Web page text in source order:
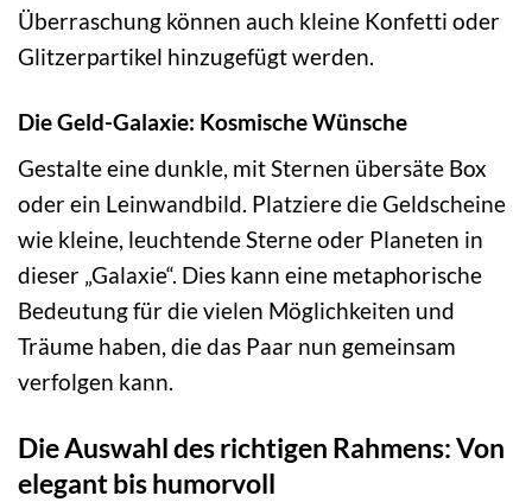
Überraschung können auch kleine Konfetti oder
Glitzerpartikel hinzugefügt werden.
Die Geld-Galaxie: Kosmische Wünsche
Gestalte eine dunkle, mit Sternen übersäte Box
oder ein Leinwandbild. Platziere die Geldscheine
wie kleine, leuchtende Sterne oder Planeten in
dieser „Galaxie“. Dies kann eine metaphorische
Bedeutung für die vielen Möglichkeiten und
Träume haben, die das Paar nun gemeinsam
verfolgen kann.
Die Auswahl des richtigen Rahmens: Von
elegant bis humorvoll